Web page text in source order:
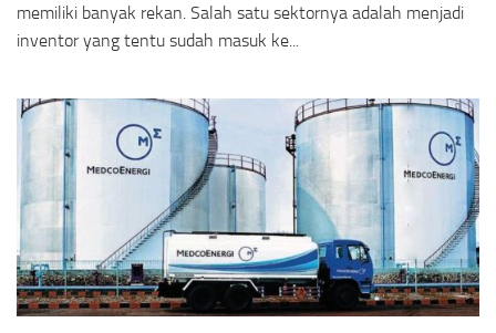
memiliki banyak rekan. Salah satu sektornya adalah menjadi
inventor yang tentu sudah masuk ke...